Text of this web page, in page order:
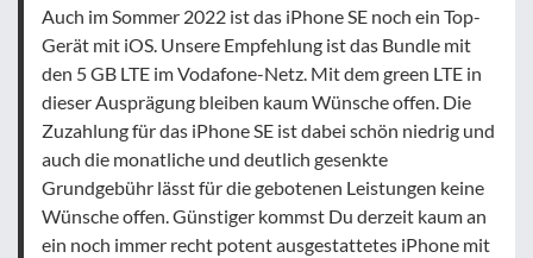
Auch im Sommer 2022 ist das iPhone SE noch ein Top-
Gerät mit iOS. Unsere Empfehlung ist das Bundle mit
den 5 GB LTE im Vodafone-Netz. Mit dem green LTE in
dieser Ausprägung bleiben kaum Wünsche offen. Die
Zuzahlung für das iPhone SE ist dabei schön niedrig und
auch die monatliche und deutlich gesenkte
Grundgebühr lässt für die gebotenen Leistungen keine
Wünsche offen. Günstiger kommst Du derzeit kaum an
ein noch immer recht potent ausgestattetes iPhone mit